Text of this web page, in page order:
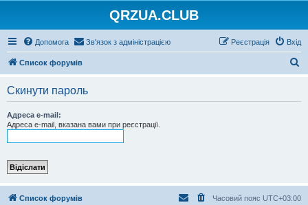
QRZUA.CLUB
Допомога Зв'язок з адміністрацією Вхід
Реєстрація
Список форумів
Скинути пароль
Адреса e-mail:
Адреса e-mail, вказана вами при реєстрації.
Список форумів Часовий пояс UTC+03:00